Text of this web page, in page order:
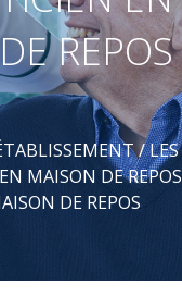
REPOS
/LES
MAISON DE REPOS
DE REPOS